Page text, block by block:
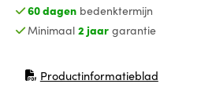
60 dagenbedenktermijn
Minimaal 2 jaargarantie
Productinformatieblad
(opent in nieuw venster)